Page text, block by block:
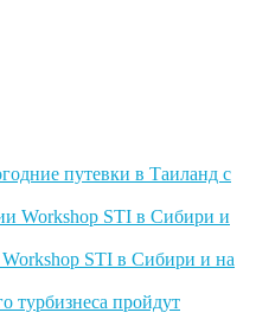
путевки в Таиланд с
STI в Сибири и на